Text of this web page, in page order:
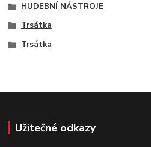
HUDEBNÍ NÁSTROJE
Trsátka
Trsátka
Užitečné odkazy